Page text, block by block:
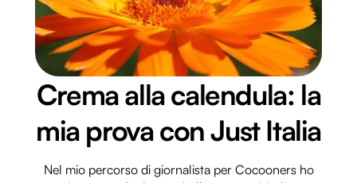
Crema alla calendula: la
mia prova con Just Italia
Nel mio percorso di giornalista per Cocooners ho